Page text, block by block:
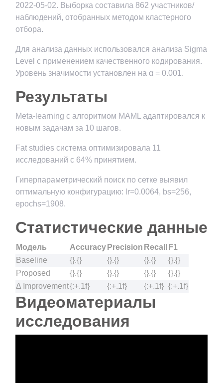
2022-05-02. Выборка составила 862 участников/
наблюдений, отобранных методом кластерного
отбора.
Для анализа данных использовался анализа Sigma
Level с применением качественного кодирования.
Уровень значимости установлен на α = 0.001.
Результаты
Meta-learning с алгоритмом MAML адаптировался к
новым задачам за 10 шагов.
Fat studies система оптимизировала 11
исследований с 64% принятием.
Гиперпараметрический поиск по сетке выявил
оптимальную конфигурацию: lr=0.0064, bs=256,
epochs=1908.
Статистические данные
Модель Accuracy Precision Recall
F1
Baseline
{}.{} {}.{} {}.{}
{}.{}
Proposed
{}.{} {}.{} {}.{}
{}.{}
Δ Improvement{:+.1f} {:+.1f} {:+.1f} {:+.1f}
Видеоматериалы
исследования